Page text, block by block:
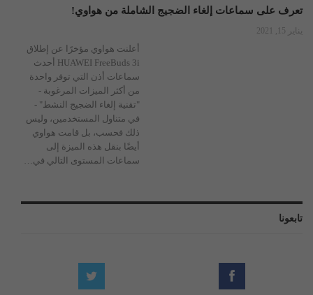
تعرف على سماعات إلغاء الضجيج الشاملة من هواوي!
يناير 15, 2021
أعلنت هواوي مؤخرًا عن إطلاق
HUAWEI FreeBuds 3i أحدث
سماعات أذن التي توفر واحدة
من أكثر الميزات المرغوبة -
"تقنية إلغاء الضجيج النشط" -
في متناول المستخدمين، وليس
ذلك فحسب، بل قامت هواوي
أيضًا بنقل هذه الميزة إلى
سماعات المستوى التالي في…
تابعونا